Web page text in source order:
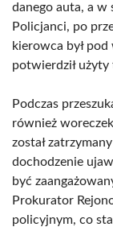
danego auta, a w
Policjanci, po
kierowca był
potwierdził użyty
Podczas
również
został
dochodzenie
być
Prokurator
policyjnym, co